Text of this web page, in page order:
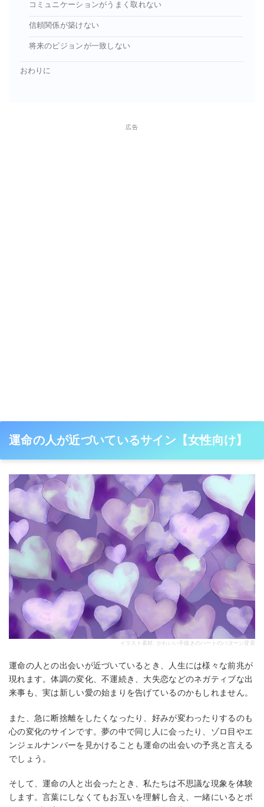
コミュニケーションがうまく取れない
信頼関係が築けない
将来のビジョンが一致しない
おわりに
広告
運命の人が近づいているサイン【女性向け】
イラスト素材: かわいい手描きのハートのパターン背景
運命の人との出会いが近づいているとき、人生には様々な前兆が
現れます。体調の変化、不運続き、大失恋などのネガティブな出
来事も、実は新しい愛の始まりを告げているのかもしれません。
また、急に断捨離をしたくなったり、好みが変わったりするのも
心の変化のサインです。夢の中で同じ人に会ったり、ゾロ目やエ
ンジェルナンバーを見かけることも運命の出会いの予兆と言える
でしょう。
そして、運命の人と出会ったとき、私たちは不思議な現象を体験
します。言葉にしなくてもお互いを理解し合え、一緒にいるとポ